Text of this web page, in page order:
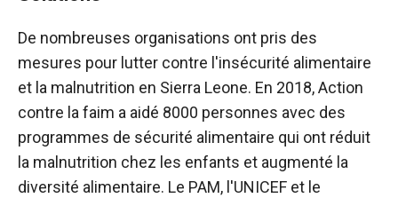
De nombreuses organisations ont pris des
mesures pour lutter contre l'insécurité alimentaire
et la malnutrition en Sierra Leone. En 2018, Action
contre la faim a aidé 8000 personnes avec des
programmes de sécurité alimentaire qui ont réduit
la malnutrition chez les enfants et augmenté la
diversité alimentaire. Le PAM, l'UNICEF et le